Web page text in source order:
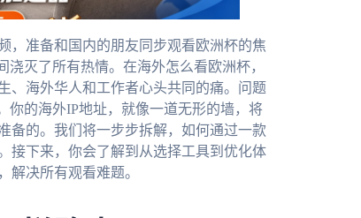
，准备和国内的朋友同步观看欧洲杯的焦
灭了所有热情。在海外怎么看欧洲杯，
、海外华人和工作者心头共同的痛。问题
你的海外IP地址，就像一道无形的墙，将
备的。我们将一步步拆解，如何通过一款
接下来，你会了解到从选择工具到优化体
解决所有观看难题。